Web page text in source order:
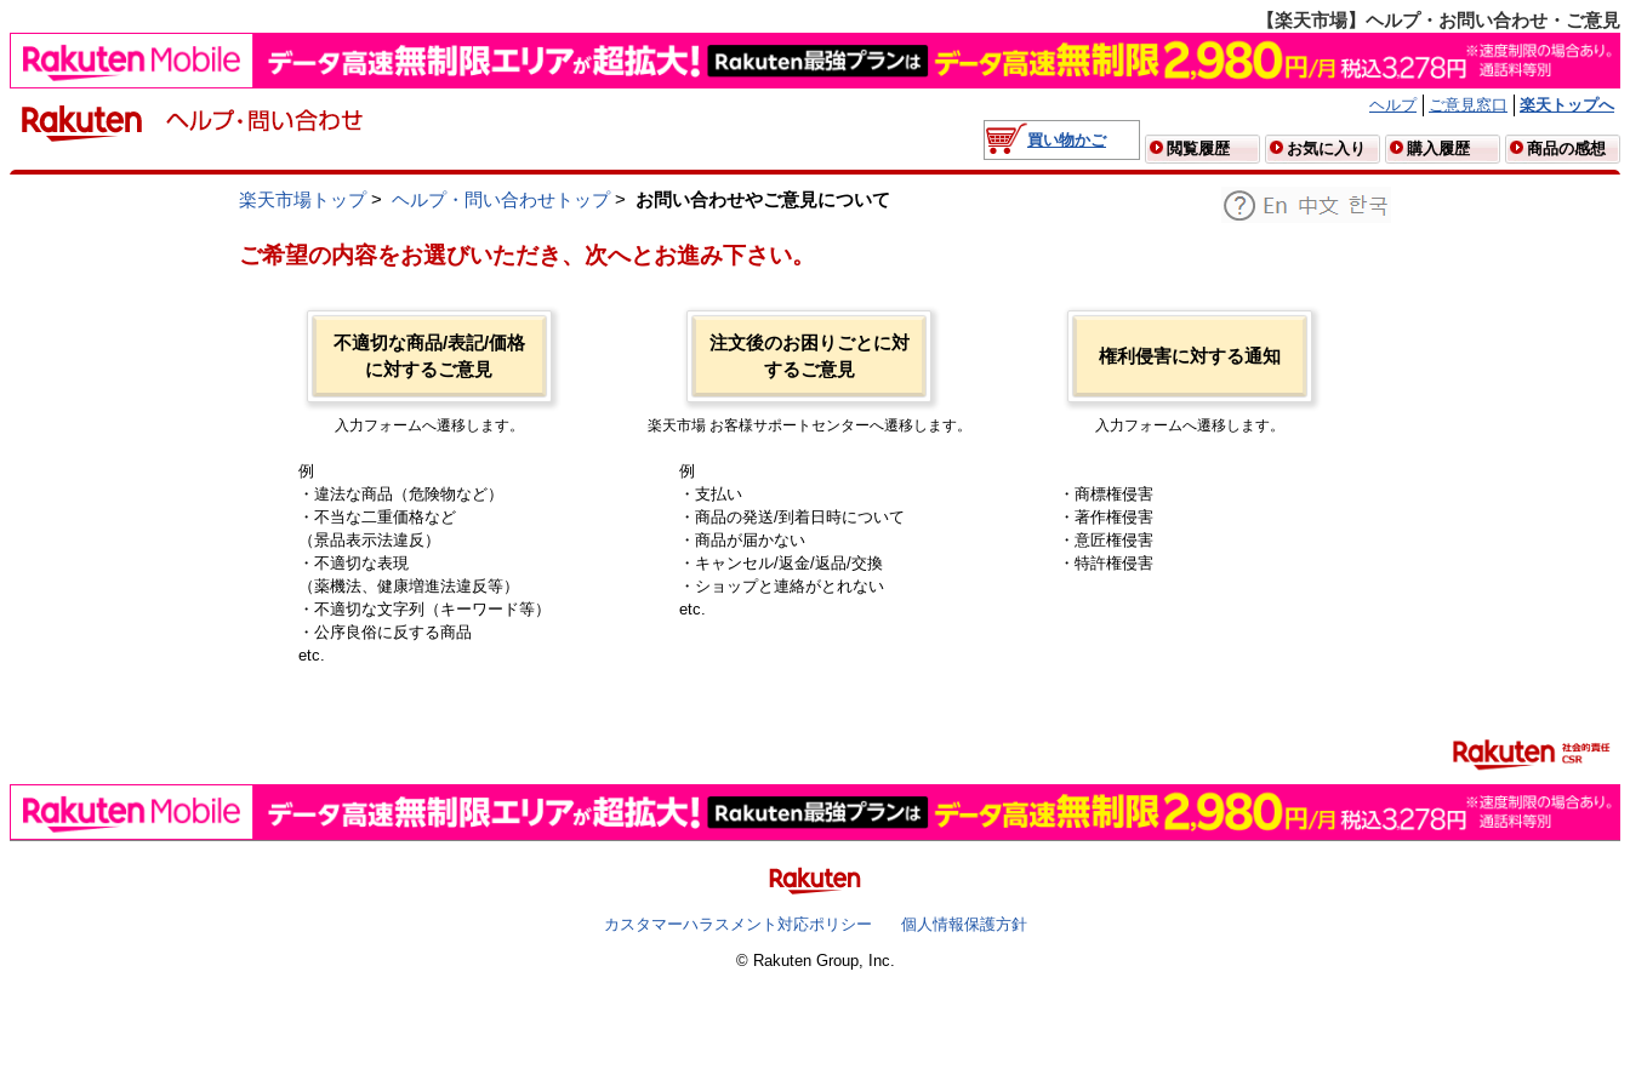
【楽天市場】ヘルプ・お問い合わせ・ご意見
ヘルプ ご意見窓口
楽天トップへ
買い物かご
閲覧履歴 お気に入り 購入履歴 商品の感想
楽天市場トップ> ヘルプ・問い合わせトップ> お問い合わせやご意見について
ご希望の内容をお選びいただき、次へとお進み下さい。
不適切な商品/表記/価格
に対するご意見
入力フォームへ遷移します。
例
・違法な商品（危険物など）
・不当な二重価格など
（景品表示法違反）
・不適切な表現
（薬機法、健康増進法違反等）
・不適切な文字列（キーワード等）
・公序良俗に反する商品
etc.
注文後のお困りごとに対
するご意見
楽天市場 お客様サポートセンターへ遷移します。
例
・支払い
・商品の発送/到着日時について
・商品が届かない
・キャンセル/返金/返品/交換
・ショップと連絡がとれない
etc.
権利侵害に対する通知
入力フォームへ遷移します。
・商標権侵害
・著作権侵害
・意匠権侵害
・特許権侵害
カスタマーハラスメント対応ポリシー
個人情報保護方針
© Rakuten Group, Inc.